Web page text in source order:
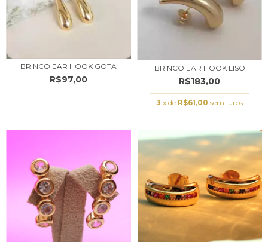
BRINCO EAR HOOK GOTA
R$97,00
BRINCO EAR HOOK LISO
R$183,00
3 x de R$61,00 sem juros